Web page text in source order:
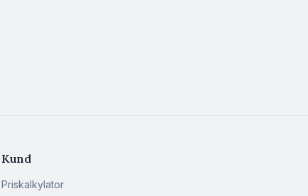
Kund
Priskalkylator